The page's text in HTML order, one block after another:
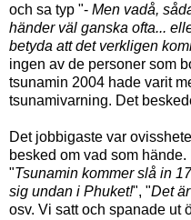
och sa typ "- Men vadå,
händer väl ganska ofta...
betyda att det verkligen
ingen av de personer som
tsunamin 2004 hade varit
tsunamivarning. Det
Det jobbigaste var
besked om vad som
"Tsunamin kommer slå in
sig undan i Phuket!", "Det
osv. Vi satt och spanade ut